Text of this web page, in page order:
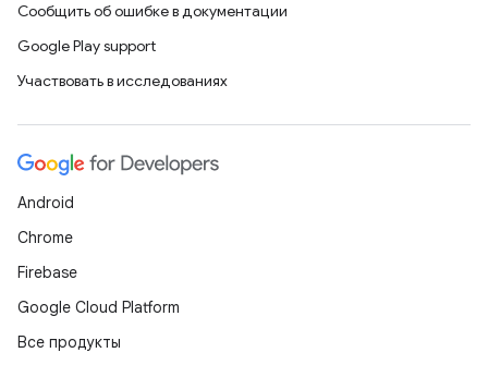
Сообщить об ошибке в документации
Google Play support
Участвовать в исследованиях
Android
Chrome
Firebase
Google Cloud Platform
Все продукты